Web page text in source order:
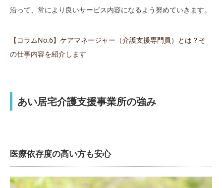
沿って、常により良いサービス内容になるよう努めていきます。
【コラムNo.6】ケアマネージャー（介護支援専門員）とは？そ
の仕事内容を紹介します
あい居宅介護支援事業所の強み
医療依存度の高い方も安心